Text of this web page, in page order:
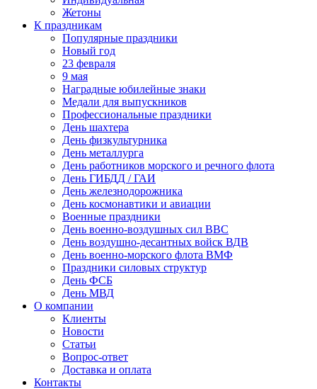
Жетоны
К праздникам
Популярные праздники
Новый год
23 февраля
9 мая
Наградные юбилейные знаки
Медали для выпускников
Профессиональные праздники
День шахтера
День физкультурника
День металлурга
День работников морского и речного флота
День ГИБДД / ГАИ
День железнодорожника
День космонавтики и авиации
Военные праздники
День военно-воздушных сил ВВС
День воздушно-десантных войск ВДВ
День военно-морского флота ВМФ
Праздники силовых структур
День ФСБ
День МВД
О компании
Клиенты
Новости
Статьи
Вопрос-ответ
Доставка и оплата
Контакты